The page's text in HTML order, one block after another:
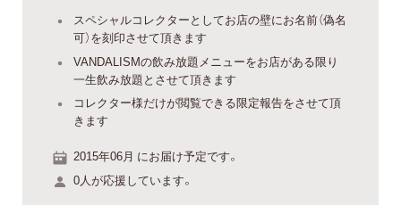
スペシャルコレクターとしてお店の壁にお名前（偽名
可）を刻印させて頂きます
VANDALISMの飲み放題メニューをお店がある限り
一生飲み放題とさせて頂きます
コレクター様だけが閲覧できる限定報告をさせて頂
きます
2015年06月 にお届け予定です。
0人が応援しています。